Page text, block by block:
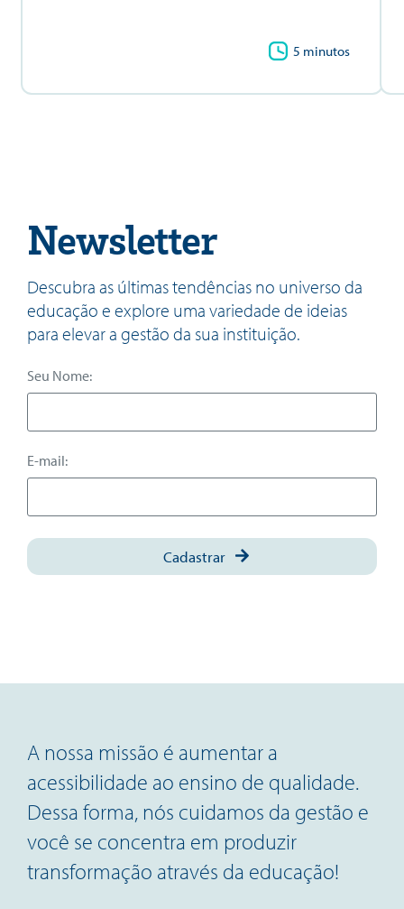
5 minutos
Newsletter
Descubra as últimas tendências no universo da
educação e explore uma variedade de ideias
para elevar a gestão da sua instituição.
Seu Nome:
E-mail:
Cadastrar
A nossa missão é aumentar a
acessibilidade ao ensino de qualidade.
Dessa forma, nós cuidamos da gestão e
você se concentra em produzir
transformação através da educação!